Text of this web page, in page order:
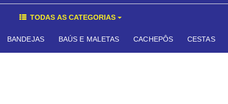
TODAS AS CATEGORIAS
BANDEJAS BAÚS E MALETAS CACHEPÔS CESTAS